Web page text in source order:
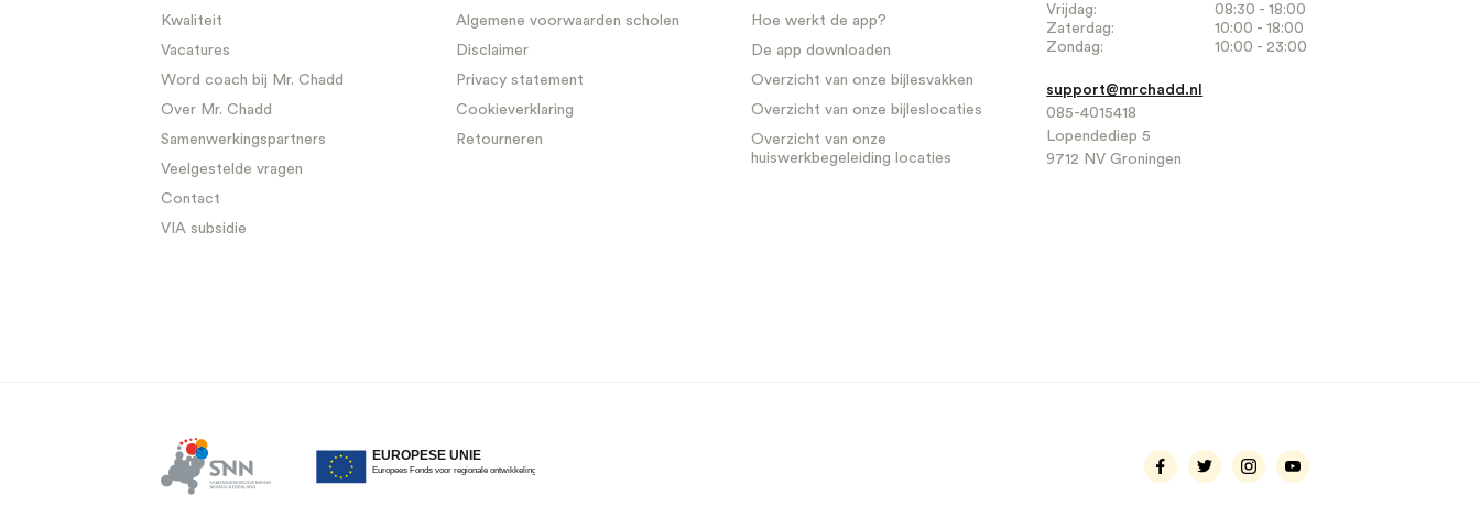
Kwaliteit
Vacatures
Word coach bij Mr. Chadd
Over Mr. Chadd
Samenwerkingspartners
Veelgestelde vragen
Contact
VIA subsidie
Algemene voorwaarden scholen
Disclaimer
Privacy statement
Cookieverklaring
Retourneren
Hoe werkt de app?
De app downloaden
Overzicht van onze bijlesvakken
Overzicht van onze bijleslocaties
Overzicht van onze
huiswerkbegeleiding locaties
Vrijdag:
08:30 - 18:00
Zaterdag:
10:00 - 18:00
Zondag:
10:00 - 23:00
support@mrchadd.nl
085-4015418
Lopendediep 5
9712 NV Groningen